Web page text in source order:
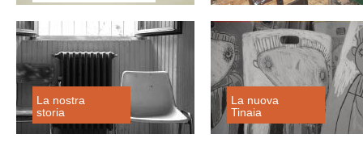
La nostra
storia
La nuova
Tinaia